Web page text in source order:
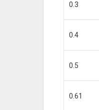
0.3
0.4
0.5
0.61